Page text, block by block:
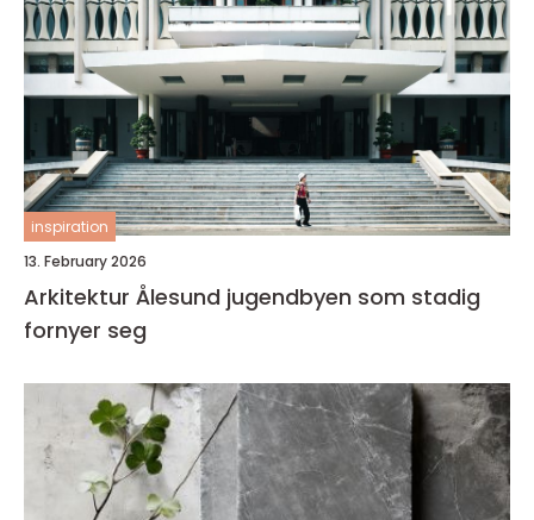
inspiration
13. February 2026
Arkitektur Ålesund jugendbyen som stadig
fornyer seg